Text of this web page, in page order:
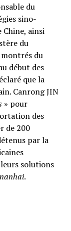
du
sino-
Chine, ainsi
du
du
début des
que la
Canrong JIN
» pour
des
de 200
par la
solutions
.